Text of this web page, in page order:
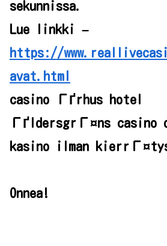
sekunnissa.
Lue linkki –
https://
avat.html
casino ГҐrhus hotel
ГҐldersgrГ¤ns casino
kasino ilman
Onnea!